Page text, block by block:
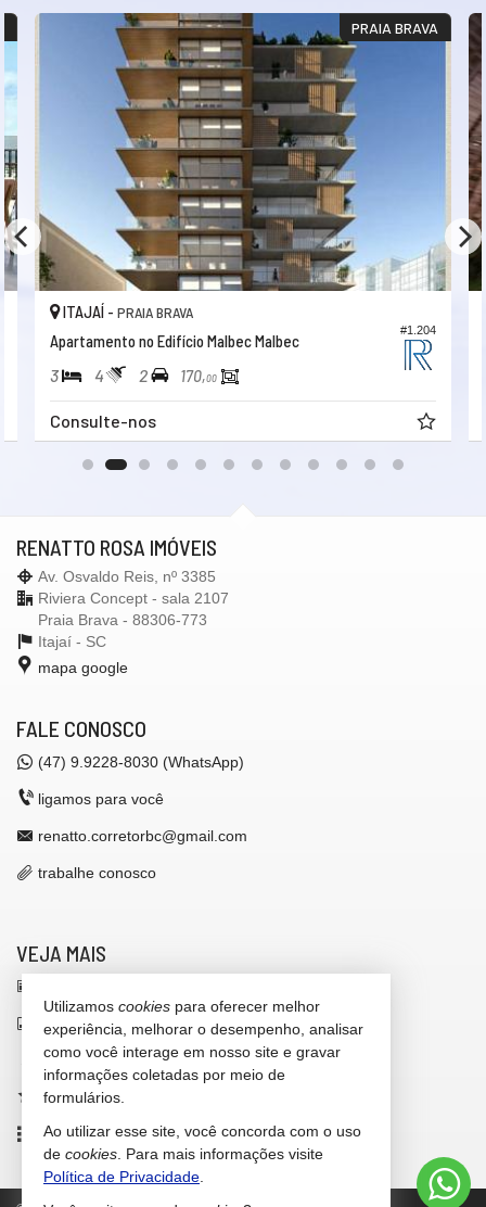
PRAIA BRAVA
#1.204
ITAJAÍ -PRAIA BRAVA
Apartamento no Edifício Malbec Malbec
3 4 2 170,00
Consulte-nos
RENATTO ROSA IMÓVEIS
Av. Osvaldo Reis, nº 3385
Riviera Concept - sala 2107
Praia Brava - 88306-773
Itajaí - SC
mapa google
FALE CONOSCO
(47) 9.9228-8030 (WhatsApp)
ligamos para você
renatto.corretorbc@gmail.com
trabalhe conosco
VEJA MAIS
indicadores financeiros
cadastre seu imóvel
imóveis favoritos
mapa de imóveis
Utilizamos cookies para oferecer melhor
experiência, melhorar o desempenho, analisar
como você interage em nosso site e gravar
informações coletadas por meio de
formulários.
Ao utilizar esse site, você concorda com o uso
de cookies . Para mais informações visite
Política de Privacidade